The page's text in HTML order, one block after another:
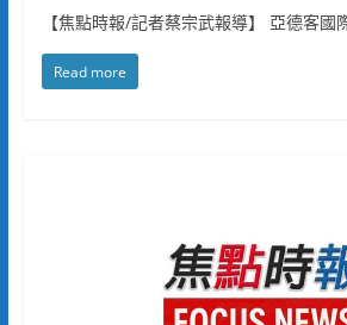
【焦點時報/記者蔡宗武報導】 亞德客國
Read more